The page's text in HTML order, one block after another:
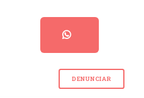
DENUNCIAR